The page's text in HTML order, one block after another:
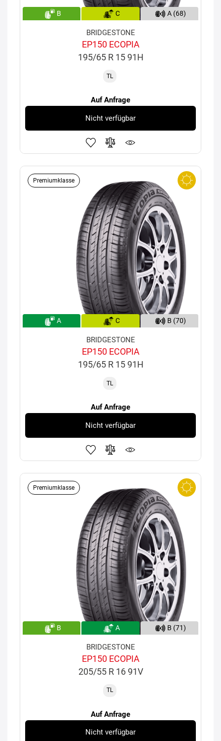
B C A (68)
BRIDGESTONE
EP150 ECOPIA
195/65 R 15 91H
TL
Auf Anfrage
Nicht verfügbar
Premiumklasse
A C B (70)
BRIDGESTONE
EP150 ECOPIA
195/65 R 15 91H
TL
Auf Anfrage
Nicht verfügbar
Premiumklasse
B A B (71)
BRIDGESTONE
EP150 ECOPIA
205/55 R 16 91V
TL
Auf Anfrage
Nicht verfügbar